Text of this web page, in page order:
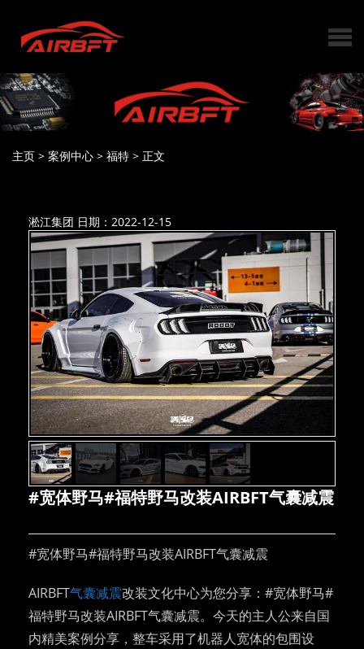
主页 > 案例中心 > 福特 > 正文
淞江集团 日期：2022-12-15
#宽体野马#福特野马改装AIRBFT气囊减震
#宽体野马#福特野马改装AIRBFT气囊减震
AIRBFT气囊减震改装文化中心为您分享：#宽体野马#
福特野马改装AIRBFT气囊减震。今天的主人公来自国
内精美案例分享，整车采用了机器人宽体的包围设